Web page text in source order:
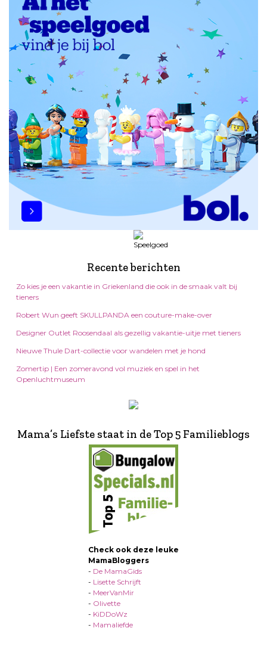
Recente berichten
Zo kies je een vakantie in Griekenland die ook in de smaak valt bij
tieners
Robert Wun geeft SKULLPANDA een couture-make-over
Designer Outlet Roosendaal als gezellig vakantie-uitje met tieners
Nieuwe Thule Dart-collectie voor wandelen met je hond
Zomertip | Een zomeravond vol muziek en spel in het
Openluchtmuseum
Mama’s Liefste staat in de Top 5 Familieblogs
Check ook deze leuke
MamaBloggers
- De MamaGids
- Lisette Schrijft
- MeerVanMir
- Olivette
- KiDDoWz
- Mamaliefde